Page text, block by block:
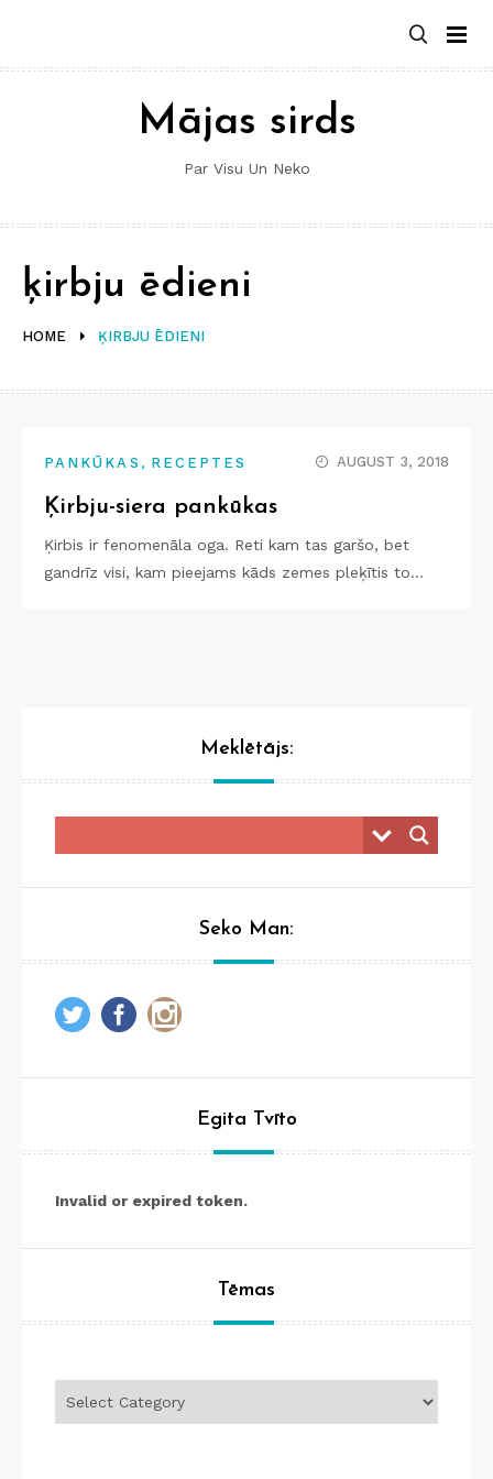
content
Mājas sirds
Par Visu Un Neko
HOME ĶIRBJU ĒDIENI
ķirbju ēdieni
PANKŪKAS , RECEPTES AUGUST 3, 2018
Ķirbju-siera pankūkas
Ķirbis ir fenomenāla oga. Reti kam tas garšo, bet
gandrīz visi, kam pieejams kāds zemes pleķītis to…
Meklētājs:
Seko Man:
Egita Tvīto
Invalid or expired token.
Tēmas